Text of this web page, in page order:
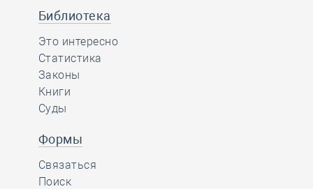
Библиотека
Это интересно
Статистика
Законы
Книги
Суды
Формы
Связаться
Поиск